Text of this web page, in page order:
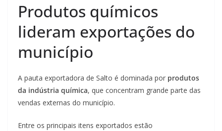
Produtos químicos
lideram exportações do
município
A pauta exportadora de Salto é dominada por produtos
da indústria química, que concentram grande parte das
vendas externas do município.
Entre os principais itens exportados estão